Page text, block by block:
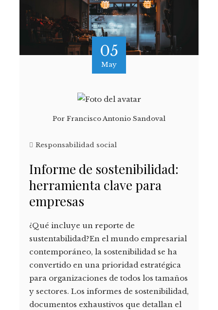
05
May
Por Francisco Antonio Sandoval
Responsabilidad social
Informe de sostenibilidad:
herramienta clave para
empresas
¿Qué incluye un reporte de
sustentabilidad?En el mundo empresarial
contemporáneo, la sostenibilidad se ha
convertido en una prioridad estratégica
para organizaciones de todos los tamaños
y sectores. Los informes de sostenibilidad,
documentos exhaustivos que detallan el